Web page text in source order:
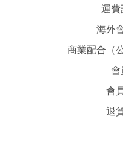
運
海外
商業配合（
會
會
退